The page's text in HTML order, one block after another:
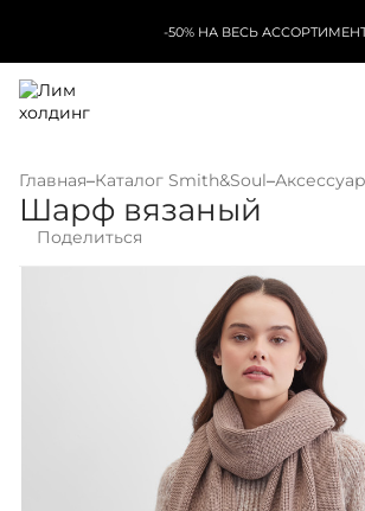
-50% НА ВЕСЬ
Главная–Каталог Smith&Soul–
Шарф вязаный
Поделиться